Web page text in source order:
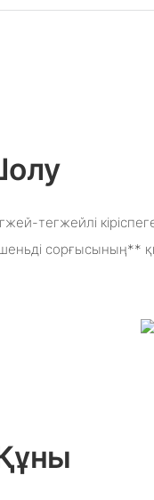
тегжейлі
сорғысының**